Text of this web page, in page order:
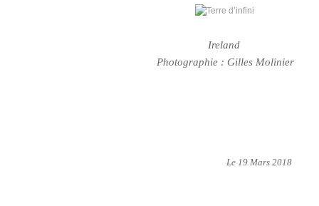
Ireland
Photographie : Gilles Molinier
Le 19 Mars 2018